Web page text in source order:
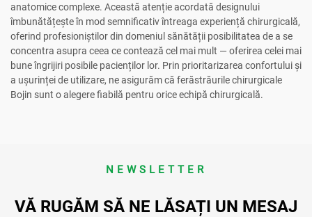
anatomice complexe. Această atenție acordată designului
îmbunătățește în mod semnificativ întreaga experiență chirurgicală,
oferind profesioniștilor din domeniul sănătății posibilitatea de a se
concentra asupra ceea ce contează cel mai mult — oferirea celei mai
bune îngrijiri posibile pacienților lor. Prin prioritarizarea confortului și
a ușurinței de utilizare, ne asigurăm că ferăstrăurile chirurgicale
Bojin sunt o alegere fiabilă pentru orice echipă chirurgicală.
NEWSLETTER
VĂ RUGĂM SĂ NE LĂSAȚI UN MESAJ